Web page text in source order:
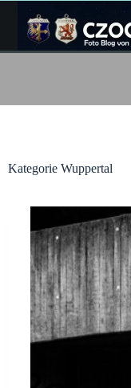
Inhalt
springen
Kategorie Wuppertal